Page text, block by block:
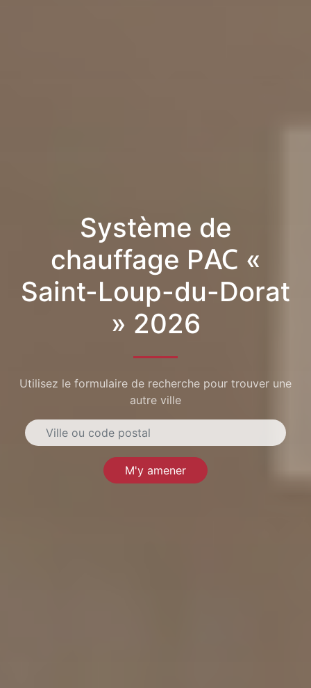
Système de
chauffage PAC «
Saint-Loup-du-Dorat
» 2026
Utilisez le formulaire de recherche pour trouver une
autre ville
M'y amener